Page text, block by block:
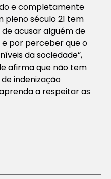
e completamente
pleno século 21 tem
acusar alguém de
por perceber que o
da sociedade”,
afirma que não tem
indenização
a respeitar as